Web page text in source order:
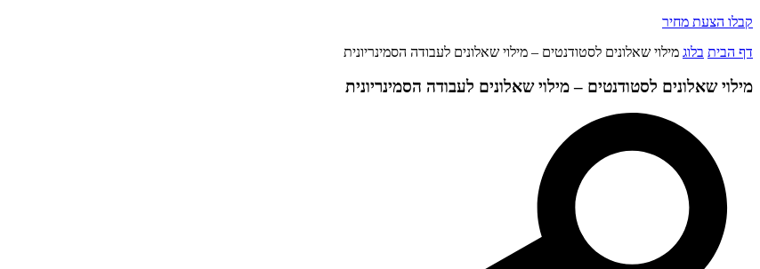
קבלו הצעת מחיר
דף הבית בלוג מילוי שאלונים לסטודנטים – מילוי שאלונים לעבודה הסמינריונית
מילוי שאלונים לסטודנטים – מילוי שאלונים לעבודה הסמינריונית